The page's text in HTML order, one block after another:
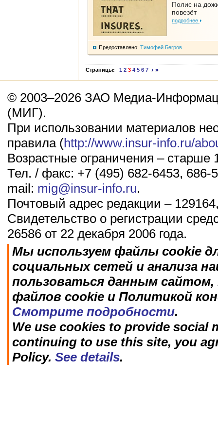
Полис на
повезёт
подробнее
Предоставлено: Тимофей Бегров
Страницы: 1 2 3 4 5 6 7
© 2003–2026 ЗАО Медиа-
(МИГ).
При использовании материалов
правила (http://www.insur-info.ru/
Возрастные ограничения – старше
Тел. / факс: +7 (495) 682-6453, 686-
mail: mig@insur-info.ru.
Почтовый адрес редакции –
Свидетельство о регистрации
26586 от 22 декабря 2006 года.
Мы используем файлы cookie
социальных сетей и анализа
пользоваться данным
файлов cookie и Политикой
Смотрите подробности.
We use cookies to provide social
continuing to use this site, you
Policy. See details.